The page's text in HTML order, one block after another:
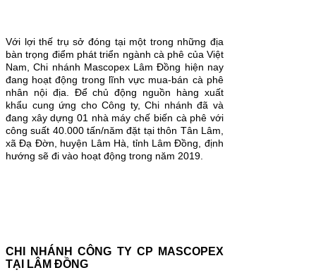
Với lợi thế trụ sở đóng tại một trong những địa
bàn trọng điểm phát triển ngành cà phê của Việt
Nam, Chi nhánh Mascopex Lâm Đồng hiện nay
đang hoạt động trong lĩnh vực mua-bán cà phê
nhân nội địa. Để chủ động nguồn hàng xuất
khẩu cung ứng cho Công ty, Chi nhánh đã và
đang xây dựng 01 nhà máy chế biến cà phê với
công suất 40.000 tấn/năm đặt tại thôn Tân Lâm,
xã Đạ Đờn, huyện Lâm Hà, tỉnh Lâm Đồng, định
hướng sẽ đi vào hoạt động trong năm 2019.
CHI NHÁNH CÔNG TY CP MASCOPEX
TẠI LÂM ĐỒNG